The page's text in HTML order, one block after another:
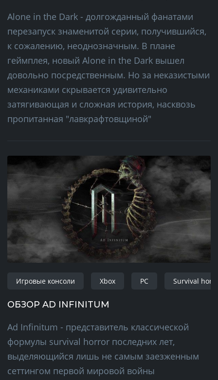
Alone in the Dark - долгожданный фанатами
перезапуск знаменитой серии, получившийся,
к сожалению, неоднозначным. В плане
геймплея, новый Alone in the Dark вышел
довольно посредственным. Но за неказистыми
механиками скрывается удивительно
затягивающая и сложная история, насквозь
пропитанная "лавкрафтовщиной"
Игровые консоли Xbox PC Survival
ОБЗОР AD INFINITUM
Ad Infinitum - представитель классической
формулы survival horror последних лет,
выделяющийся лишь не самым заезженным
сеттингом первой мировой войны